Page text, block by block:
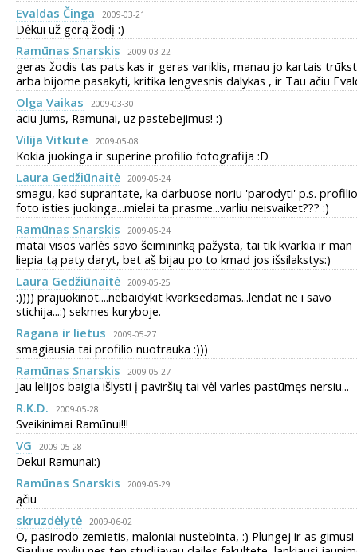
Evaldas Činga
2009-03-21
Dėkui už gerą žodį :)
Ramūnas Snarskis
2009-03-22
geras žodis tas pats kas ir geras variklis, manau jo kartais
arba bijome pasakyti, kritika lengvesnis dalykas , ir Tau ačiu
Olga Vaikas
2009-03-30
aciu Jums, Ramunai, uz pastebejimus! :)
Vilija Vitkute
2009-05-08
Kokia juokinga ir superine profilio fotografija :D
Laura Gedžiūnaitė
2009-05-24
smagu, kad suprantate, ka darbuose noriu 'parodyti' p.s. profilio
foto isties juokinga...mielai ta prasme...varliu neisvaiket??? :)
Ramūnas Snarskis
2009-05-24
matai visos varlės savo šeimininką pažysta, tai tik kvarkia ir man
liepia tą paty daryt, bet aš bijau po to kmad jos išsilakstys:)
Laura Gedžiūnaitė
2009-05-25
:)))) prajuokinot....nebaidykit kvarksedamas...lendat ne i savo
stichija...:) sekmes kuryboje.
Ragana ir lietus
2009-05-27
smagiausia tai profilio nuotrauka :)))
Ramūnas Snarskis
2009-05-27
Jau lelijos baigia išlysti į paviršių tai vėl varles pastūmęs nersiu...
R.K.D.
2009-05-28
Sveikinimai Ramūnui!!!
VG
2009-05-28
Dekui Ramunai:)
Ramūnas Snarskis
2009-05-29
ąčiu
skruzdėlytė
2009-06-02
O, pasirodo zemietis, maloniai nustebinta, :) Plungej ir as gimusi